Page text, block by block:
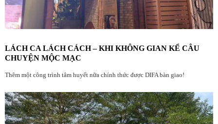
LÁCH CA LÁCH CÁCH – KHI KHÔNG GIAN KỂ CÂU
CHUYỆN MỘC MẠC
Thêm một công trình tâm huyết nữa chính thức được DIFA bàn giao!